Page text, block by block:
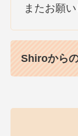
またお願
Shiroから